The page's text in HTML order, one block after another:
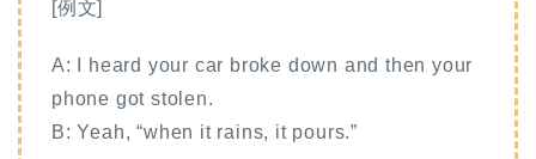
[例文]
A: I heard your car broke down and then your
phone got stolen.
B: Yeah, “when it rains, it pours.”